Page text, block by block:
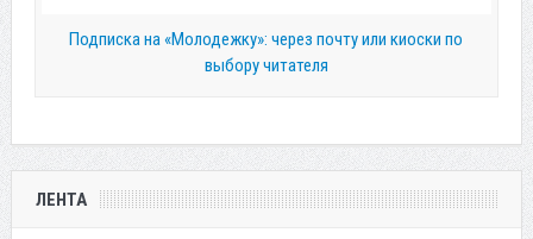
Подписка на «Молодежку»: через почту или киоски по
выбору читателя
ЛЕНТА